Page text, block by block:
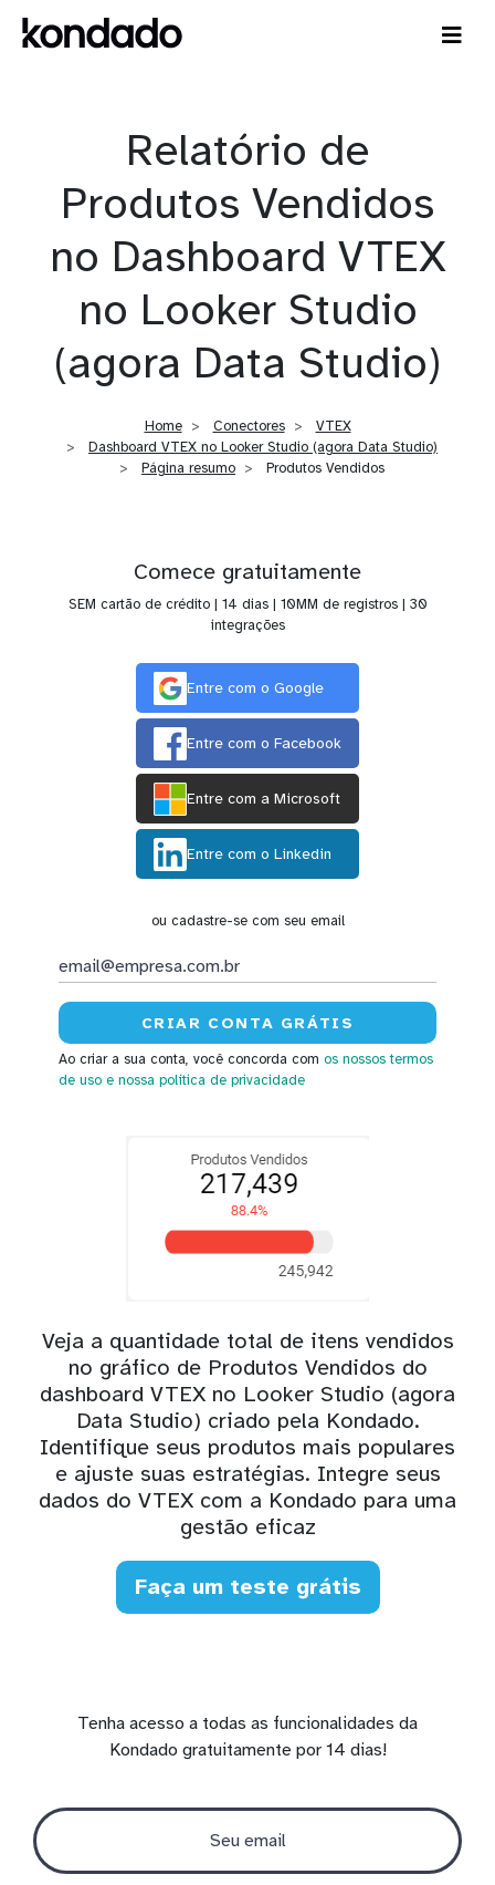
Relatório de
Produtos Vendidos
no Dashboard VTEX
no Looker Studio
(agora Data Studio)
Home Conectores
VTEX
Dashboard VTEX no Looker Studio (agora Data Studio)
Página resumo
Produtos Vendidos
Comece gratuitamente
SEM cartão de crédito | 14 dias | 10MM de registros | 30
integrações
Entre com o Google
Entre com o Facebook
Entre com a Microsoft
Entre com o Linkedin
ou cadastre-se com seu email
Ao criar a sua conta, você concorda com os nossos termos
de uso e nossa política de privacidade
Veja a quantidade total de itens vendidos
no gráfico de Produtos Vendidos do
dashboard VTEX no Looker Studio (agora
Data Studio) criado pela Kondado.
Identifique seus produtos mais populares
e ajuste suas estratégias. Integre seus
dados do VTEX com a Kondado para uma
gestão eficaz
Faça um teste grátis
Tenha acesso a todas as funcionalidades da
Kondado gratuitamente por 14 dias!